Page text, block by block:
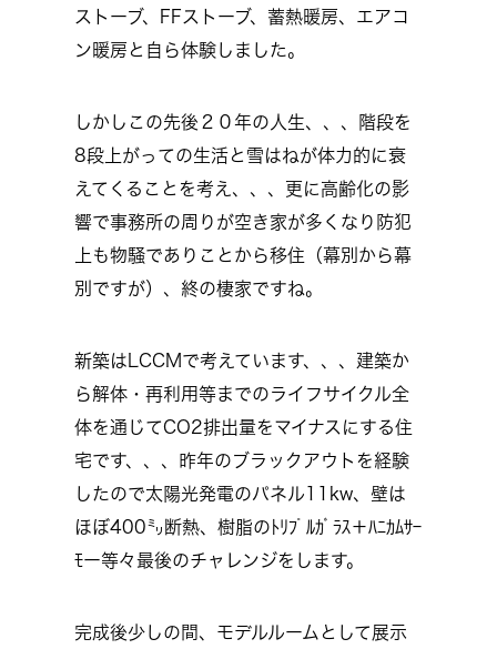
ストーブ、FFストーブ、蓄熱暖房、エアコ
ン暖房と自ら体験しました。
しかしこの先後２０年の人生、、、階段を
8段上がっての生活と雪はねが体力的に衰
えてくることを考え、、、更に高齢化の影
響で事務所の周りが空き家が多くなり防犯
上も物騒でありことから移住（幕別から幕
別ですが）、終の棲家ですね。
新築はLCCMで考えています、、、建築か
ら解体・再利用等までのライフサイクル全
体を通じてCO2排出量をマイナスにする住
宅です、、、昨年のブラックアウトを経験
したので太陽光発電のパネル11kw、壁は
ほぼ400㍉断熱、樹脂のﾄﾘﾌﾟﾙｶﾞﾗｽ＋ﾊﾆｶﾑｻｰ
ﾓー等々最後のチャレンジをします。
完成後少しの間、モデルルームとして展示